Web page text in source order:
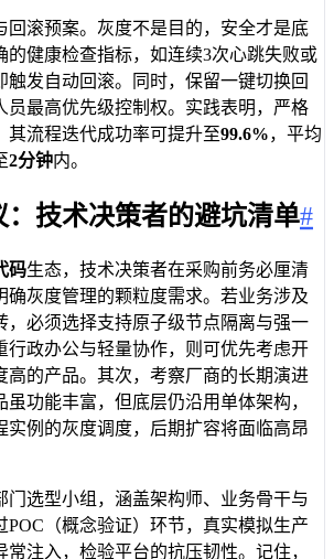
回滚预案。灰度不是目的，安全才是底
的健康检查指标，如连续3次心跳失败或
触发自动回滚。同时，保留一键切换回
员最高优先级控制权。实践表明，严格
其流程迭代成功率可提升至99.6%，平均
2分钟内。
：技术决策者的避坑清单#
码生态，技术决策者在采购前务必厘清
确灰度管理的颗粒度需求。若业务涉及
，必须选择支持原子级节点隔离与强一
行政办公与轻量协作，则可优先考虑开
高的产品。其次，考察厂商的长期演进
功能丰富，但底层仍沿用单体架构，
实例的灰度调度，后期扩容将面临高昂
门选型小组，涵盖架构师、业务骨干与
POC（概念验证）环节，真实模拟生产
注入，检验平台的抗压韧性。记住，